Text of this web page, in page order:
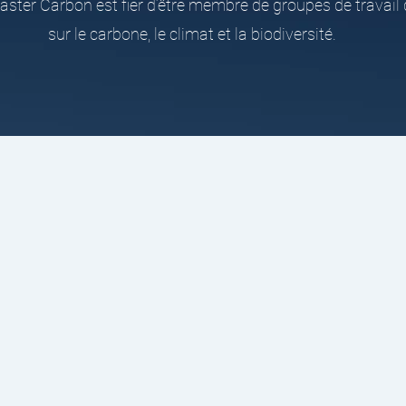
Carbon est fier d’être membre de groupes de travail
sur le carbone, le climat et la biodiversité.